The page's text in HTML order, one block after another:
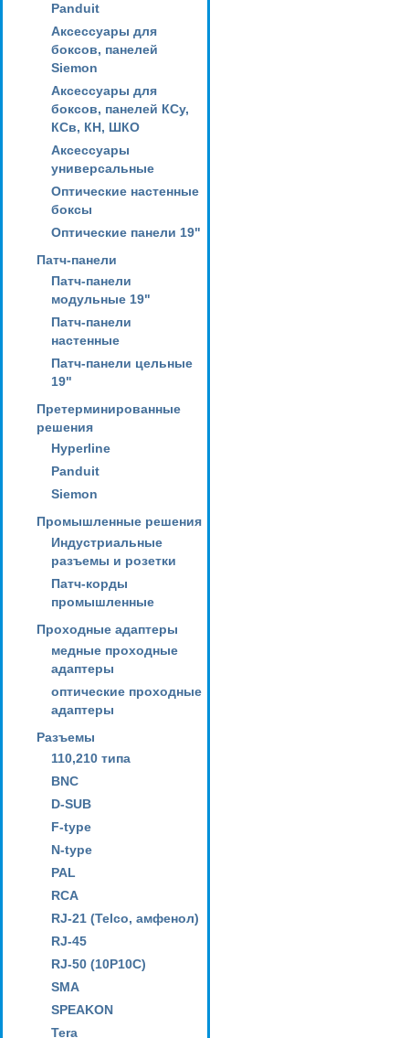
Panduit
Аксессуары для
боксов, панелей
Siemon
Аксессуары для
боксов, панелей КСу,
КСв, КН, ШКО
Аксессуары
универсальные
Оптические настенные
боксы
Оптические панели 19"
Патч-панели
Патч-панели
модульные 19"
Патч-панели
настенные
Патч-панели цельные
19"
Претерминированные
решения
Hyperline
Panduit
Siemon
Промышленные решения
Индустриальные
разъемы и розетки
Патч-корды
промышленные
Проходные адаптеры
медные проходные
адаптеры
оптические проходные
адаптеры
Разъемы
110,210 типа
BNC
D-SUB
F-type
N-type
PAL
RCA
RJ-21 (Telco, амфенол)
RJ-45
RJ-50 (10P10C)
SMA
SPEAKON
Tera